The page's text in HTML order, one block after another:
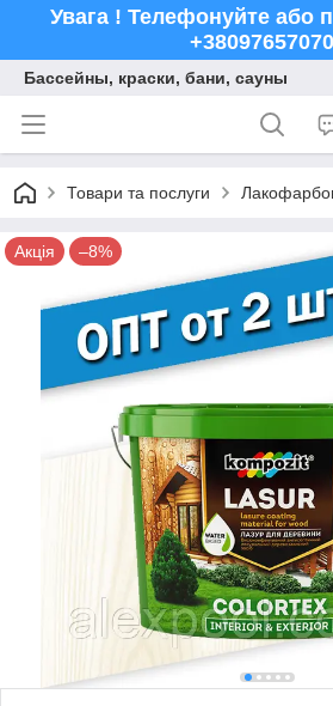
Увага ! Телефонуйте або
Бассейны, краски, бани, сауны
Товари та послуги
Акція –8%